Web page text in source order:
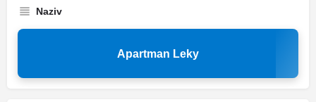
Naziv
Apartman Leky